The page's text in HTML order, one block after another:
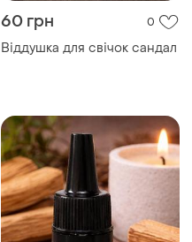
60 грн 0
Віддушка для свічок сандал